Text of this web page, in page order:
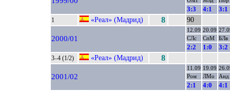
3:3 4:1 3:1
1 «Реал» (Мадрид) 8 90
2000/01
12.09 20.09
СЛс
СпМ БЛв
2:2 1:0 3:2
3–4 (1/2) «Реал» (Мадрид) 8
2001/02
11.09 19.09
Ром
ЛМо Анд
2:1 4:0 4:1